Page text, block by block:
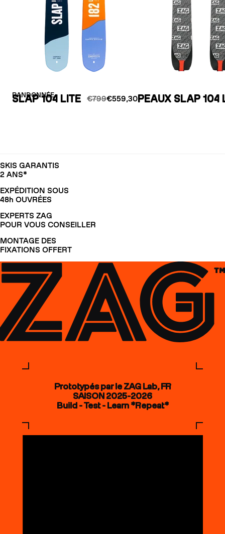
RANDONNÉE
SLAP 104 LITE €799€559,30 PEAUX SLAP 104
SKIS GARANTIS
2 ANS*
EXPÉDITION SOUS
48h OUVRÉES
EXPERTS ZAG
POUR VOUS CONSEILLER
MONTAGE DES
FIXATIONS OFFERT
Prototypés par le ZAG Lab, FR
SAISON 2025-2026
Build - Test - Learn *Repeat*